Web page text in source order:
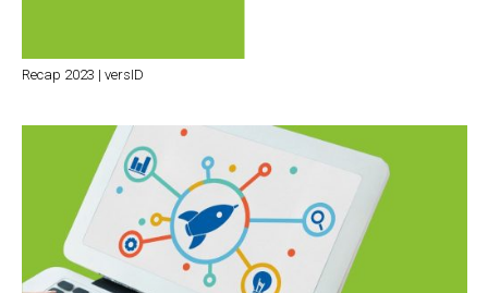
Recap 2023 | versID